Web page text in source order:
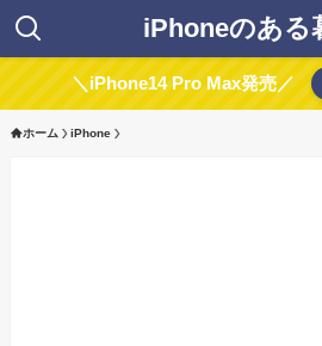
iPhoneのある
＼iPhone14 Pro Max発売／
ホーム iPhone